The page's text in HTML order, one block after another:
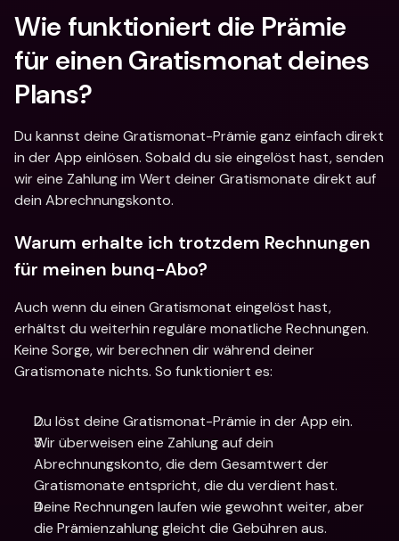
Wie funktioniert die Prämie
für einen Gratismonat deines
Plans?
Du kannst deine Gratismonat-Prämie ganz einfach direkt
in der App einlösen. Sobald du sie eingelöst hast, senden
wir eine Zahlung im Wert deiner Gratismonate direkt auf
dein Abrechnungskonto.
Warum erhalte ich trotzdem Rechnungen
für meinen bunq-Abo?
Auch wenn du einen Gratismonat eingelöst hast,
erhältst du weiterhin reguläre monatliche Rechnungen.
Keine Sorge, wir berechnen dir während deiner
Gratismonate nichts. So funktioniert es:
Du löst deine Gratismonat-Prämie in der App ein.
Wir überweisen eine Zahlung auf dein
Abrechnungskonto, die dem Gesamtwert der
Gratismonate entspricht, die du verdient hast.
Deine Rechnungen laufen wie gewohnt weiter, aber
die Prämienzahlung gleicht die Gebühren aus.